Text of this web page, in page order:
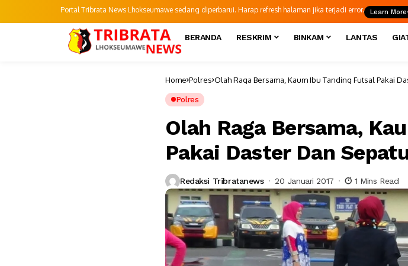
Portal Tribrata News Lhokseumawe sedang diperbarui. Harap refresh halaman jika terjadi error. Learn More
BERANDA RESKRIM BINKAM LANTAS
Home Polres Olah Raga Bersama, Kaum Ibu Tanding Futsal Pakai
Polres
Olah Raga Bersama,
Pakai Daster Dan
Redaksi Tribratanews 20 Januari 2017 1 Mins Read